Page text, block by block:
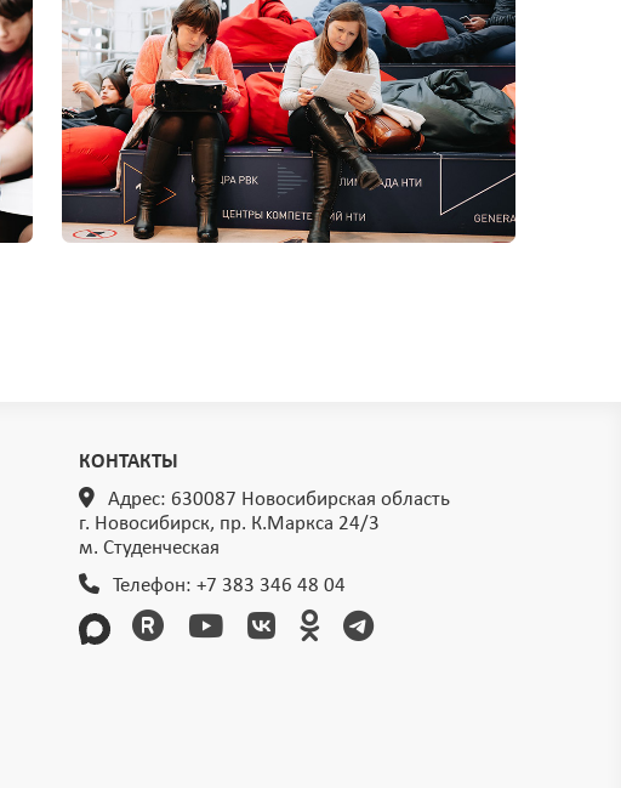
КОНТАКТЫ
Адрес: 630087 Новосибирская область
г. Новосибирск, пр. К.Маркса 24/3
м. Студенческая
Телефон: +7 383 346 48 04